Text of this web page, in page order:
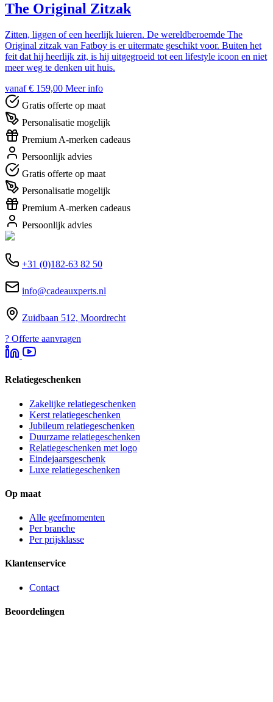
The Original Zitzak
Zitten, liggen of een heerlijk luieren. De wereldberoemde The
Original zitzak van Fatboy is er uitermate geschikt voor. Buiten het
feit dat hij heerlijk zit, is hij uitgegroeid tot een lifestyle icoon en niet
meer weg te denken uit huis.
vanaf € 159,00 Meer info
Gratis offerte op maat
Personalisatie mogelijk
Premium A-merken cadeaus
Persoonlijk advies
Gratis offerte op maat
Personalisatie mogelijk
Premium A-merken cadeaus
Persoonlijk advies
+31 (0)182-63 82 50
info@cadeauxperts.nl
Zuidbaan 512, Moordrecht
? Offerte aanvragen
Relatiegeschenken
Zakelijke relatiegeschenken
Kerst relatiegeschenken
Jubileum relatiegeschenken
Duurzame relatiegeschenken
Relatiegeschenken met logo
Eindejaarsgeschenk
Luxe relatiegeschenken
Op maat
Alle geefmomenten
Per branche
Per prijsklasse
Klantenservice
Contact
Beoordelingen